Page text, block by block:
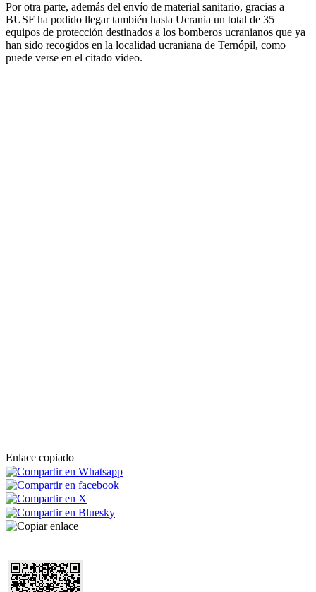
Por otra parte, además del envío de material sanitario, gracias a
BUSF ha podido llegar también hasta Ucrania un total de 35
equipos de protección destinados a los bomberos ucranianos que ya
han sido recogidos en la localidad ucraniana de Ternópil, como
puede verse en el citado video.
Enlace copiado